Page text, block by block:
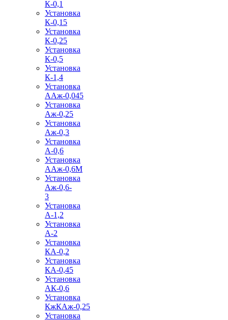
К-0,1
Установка
К-0,15
Установка
К-0,25
Установка
К-0,5
Установка
К-1,4
Установка
ААж-0,045
Установка
Аж-0,25
Установка
Аж-0,3
Установка
А-0,6
Установка
ААж-0,6М
Установка
Аж-0,6-
3
Установка
А-1,2
Установка
А-2
Установка
КА-0,2
Установка
КА-0,45
Установка
АК-0,6
Установка
КжКАж-0,25
Установка